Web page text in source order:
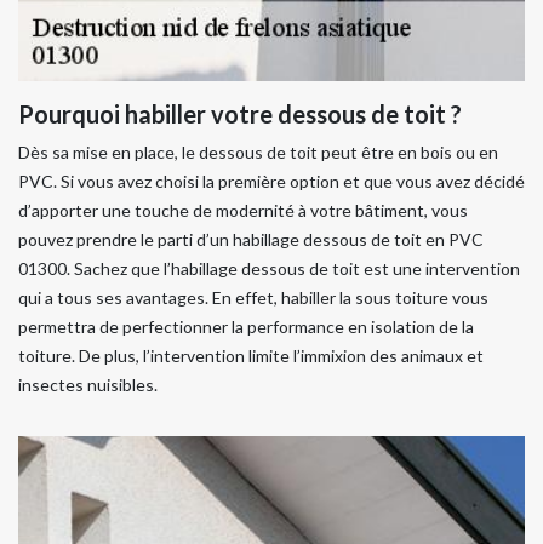
Pourquoi habiller votre dessous de toit ?
Dès sa mise en place, le dessous de toit peut être en bois ou en
PVC. Si vous avez choisi la première option et que vous avez décidé
d’apporter une touche de modernité à votre bâtiment, vous
pouvez prendre le parti d’un habillage dessous de toit en PVC
01300. Sachez que l’habillage dessous de toit est une intervention
qui a tous ses avantages. En effet, habiller la sous toiture vous
permettra de perfectionner la performance en isolation de la
toiture. De plus, l’intervention limite l’immixion des animaux et
insectes nuisibles.